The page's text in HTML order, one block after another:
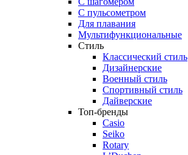
С пульсометром
Для плавания
Мультифункциональные
Стиль
Классический стиль
Дизайнерские
Военный стиль
Спортивный стиль
Дайверские
Топ-бренды
Casio
Seiko
Rotary